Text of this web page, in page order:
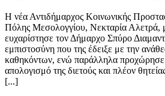
Η νέα Αντιδήμαρχος Κοινωνικής
Πόλης Μεσολογγίου, Νεκταρία Αλετρά,
ευχαρίστησε τον Δήμαρχο Σπύρο
εμπιστοσύνη που της έδειξε με την
καθηκόντων, ενώ παράλληλα προχώρησε
απολογισμό της διετούς και πλέον
[...]